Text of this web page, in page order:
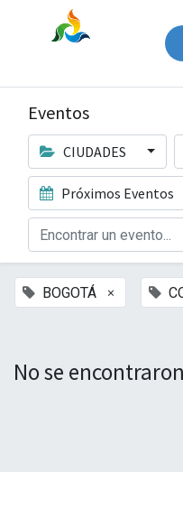
Eventos
CIUDADES
Próximos Eventos
BOGOTÁ ×
No se